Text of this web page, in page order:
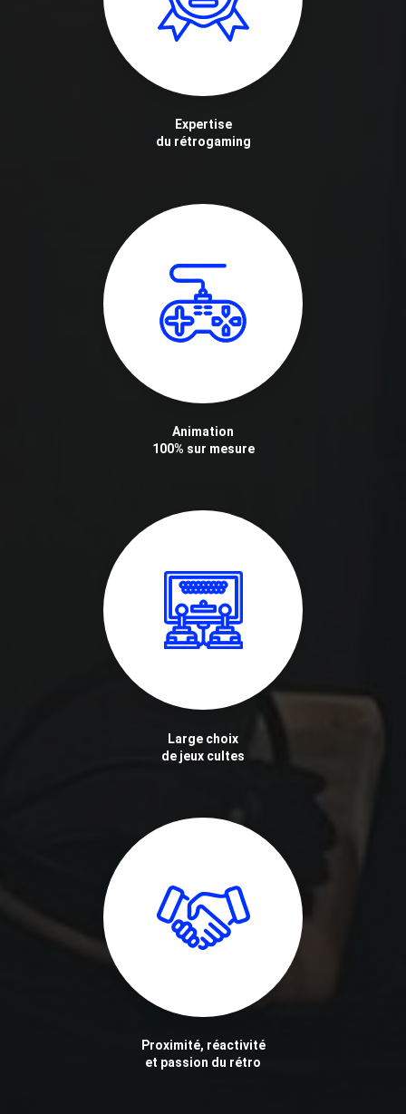
Expertise
du rétrogaming
Animation
100% sur mesure
Large choix
de jeux cultes
Proximité, réactivité
et passion du rétro